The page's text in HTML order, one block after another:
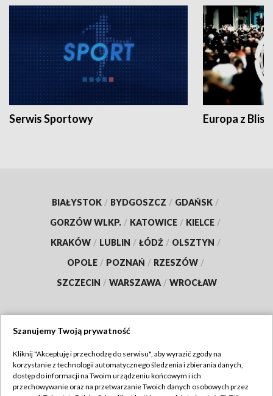
Serwis Sportowy Europa z
BIAŁYSTOK / BYDGOSZCZ / GDAŃSK /
GORZÓW WLKP. / KATOWICE / KIELCE /
KRAKÓW / LUBLIN / ŁÓDŹ / OLSZTYN /
OPOLE / POZNAŃ / RZESZÓW /
SZCZECIN / WARSZAWA / WROCŁAW
TVP
Abonament TVP
Regulamin TVP
Szanujemy Twoją prywatność
Kliknij "Akceptuję i przechodzę do serwisu", aby wyrazić zgody na
korzystanie z technologii automatycznego śledzenia i zbierania danych,
dostęp do informacji na Twoim urządzeniu końcowym i ich
przechowywanie oraz na przetwarzanie Twoich danych osobowych przez